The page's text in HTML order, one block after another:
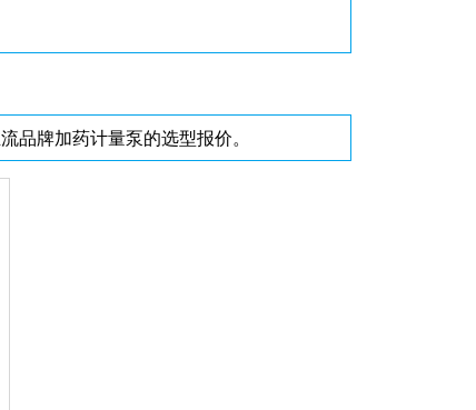
牌加药计量泵的选型报价。